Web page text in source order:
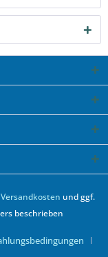
Versandkosten und ggf.
beschrieben